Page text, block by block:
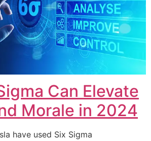
Can Elevate
Morale in 2024
have used Six Sigma